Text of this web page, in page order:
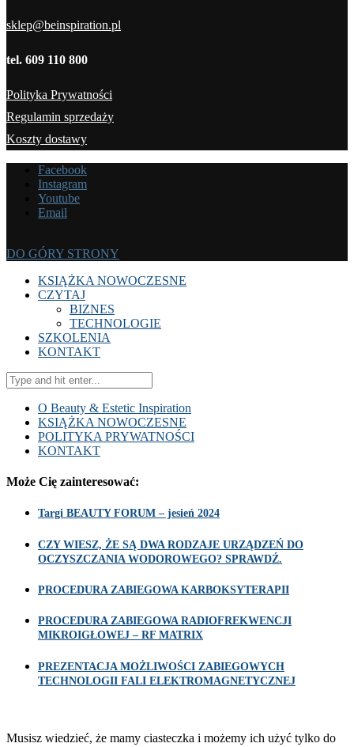
sklep@beinspiration.pl
tel. 609 110 800
Polityka Prywatności
Regulamin sprzedaży
Koszty dostawy
Facebook
Instagram
Youtube
Email
DO GÓRY STRONY
KSIĄŻKA NOWOCZESNE
CZYTAJ
BIZNES
TECHNOLOGIE
SZKOLENIA
KONTAKT
O Beauty & Estetic Inspiration
KSIĄŻKA NOWOCZESNE
POLITYKA PRYWATNOŚCI
KONTAKT
Może Cię zainteresować:
Targi BEAUTY FORUM – jesień 2024
CZY WIESZ, ŻE SĄ DWA RODZAJE URZĄDZEŃ DO
OCZYSZCZANIA WODOROWEGO? SPRAWDŹ.
PROCEDURA ZABIEGOWA KARBOKSYTERAPII
PROCEDURA ZABIEGOWA RADIOFREKWENCJI
MIKROIGŁOWEJ – RF MATRIX
PREZENTACJA MOŻLIWOŚCI ZABIEGOWYCH
TECHNOLOGII FALI ELEKTROMAGNETYCZNEJ
Musisz wiedzieć, że mamy ciasteczka i możemy ich użyć tylko do